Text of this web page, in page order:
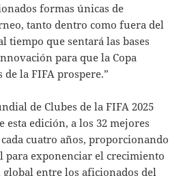
formas únicas de
tanto dentro como fuera del
tiempo que sentará las bases
para que la Copa
la FIFA prospere.”
de Clubes de la FIFA 2025
edición, a los 32 mejores
cuatro años, proporcionando
para exponenciar el crecimiento
entre los aficionados del